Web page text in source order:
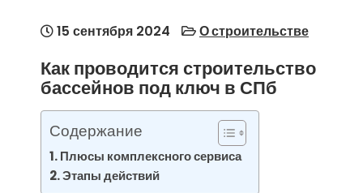
15 сентября 2024 О строительстве
Как проводится строительство
бассейнов под ключ в СПб
Содержание
Плюсы комплексного сервиса
Этапы действий